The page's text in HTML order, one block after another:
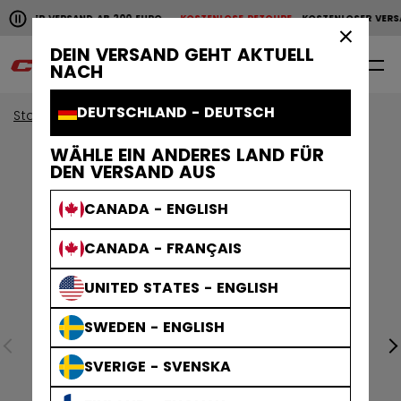
DEIN VERSAND GEHT AKTUELL
NACH
DEUTSCHLAND - DEUTSCH
WÄHLE EIN ANDERES LAND FÜR
DEN VERSAND AUS
CANADA - ENGLISH
CANADA - FRANÇAIS
UNITED STATES - ENGLISH
SWEDEN - ENGLISH
SVERIGE - SVENSKA
Horizontale Bildlaufanimation anhalten.
VERSAND AB 200 EUROKOSTENLOSE RETOURE KOSTENLOSER
KOSTENLOSER VERSAND AB 200 EURO KOSTENLOSE
0
Start Zubehör Eishockey Taschen